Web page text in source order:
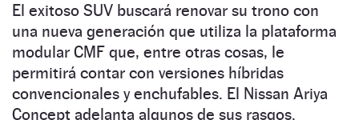
El exitoso SUV buscará renovar su trono con
una nueva generación que utiliza la plataforma
modular CMF que, entre otras cosas, le
permitirá contar con versiones híbridas
convencionales y enchufables. El Nissan Ariya
Concept adelanta algunos de sus rasgos.